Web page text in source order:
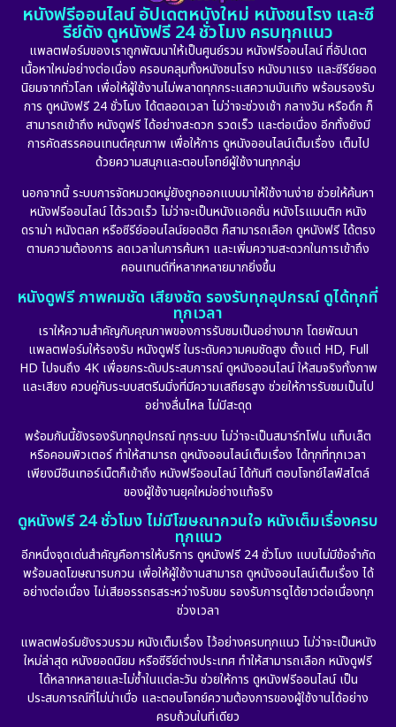
Detective สืบสวน (5)
Detective สืบสวน (56)
Disaster (10)
Disney+ (21)
Drama ดราม่า (882)
Dystopian (17)
Emotional (101)
Epic มหากาพย์ (17)
Erotic (10)
Fantasy จินตนาการ (253)
Film
Gothic (6)
HBO GO (10)
HBO Max (2)
1974
1971 1962
หนังฟรีออนไลน์ อัปเดตหนังใหม่ หนังชนโรง และซี
รีย์ดัง ดูหนังฟรี 24 ชั่วโมง ครบทุกแนว
แพลตฟอร์มของเราถูกพัฒนาให้เป็นศูนย์รวม หนังฟรีออนไลน์ ที่อัปเดต
เนื้อหาใหม่อย่างต่อเนื่อง ครอบคลุมทั้งหนังชนโรง หนังมาแรง และซีรีย์ยอด
นิยมจากทั่วโลก เพื่อให้ผู้ใช้งานไม่พลาดทุกกระแสความบันเทิง พร้อมรองรับ
การ ดูหนังฟรี 24 ชั่วโมง ได้ตลอดเวลา ไม่ว่าจะช่วงเช้า กลางวัน หรือดึก ก็
สามารถเข้าถึง หนังดูฟรี ได้อย่างสะดวก รวดเร็ว และต่อเนื่อง อีกทั้งยังมี
การคัดสรรคอนเทนต์คุณภาพ เพื่อให้การ ดูหนังออนไลน์เต็มเรื่อง เต็มไป
ด้วยความสนุกและตอบโจทย์ผู้ใช้งานทุกกลุ่ม
นอกจากนี้ ระบบการจัดหมวดหมู่ยังถูกออกแบบมาให้ใช้งานง่าย ช่วยให้ค้นหา
หนังฟรีออนไลน์ ได้รวดเร็ว ไม่ว่าจะเป็นหนังแอคชั่น หนังโรแมนติก หนัง
ดราม่า หนังตลก หรือซีรีย์ออนไลน์ยอดฮิต ก็สามารถเลือก ดูหนังฟรี ได้ตรง
ตามความต้องการ ลดเวลาในการค้นหา และเพิ่มความสะดวกในการเข้าถึง
คอนเทนต์ที่หลากหลายมากยิ่งขึ้น
หนังดูฟรี ภาพคมชัด เสียงชัด รองรับทุกอุปกรณ์ ดูได้ทุกที่
ทุกเวลา
เราให้ความสำคัญกับคุณภาพของการรับชมเป็นอย่างมาก โดยพัฒนา
แพลตฟอร์มให้รองรับ หนังดูฟรี ในระดับความคมชัดสูง ตั้งแต่ HD, Full
HD ไปจนถึง 4K เพื่อยกระดับประสบการณ์ ดูหนังออนไลน์ ให้สมจริงทั้งภาพ
และเสียง ควบคู่กับระบบสตรีมมิ่งที่มีความเสถียรสูง ช่วยให้การรับชมเป็นไป
อย่างลื่นไหล ไม่มีสะดุด
พร้อมกันนี้ยังรองรับทุกอุปกรณ์ ทุกระบบ ไม่ว่าจะเป็นสมาร์ทโฟน แท็บเล็ต
หรือคอมพิวเตอร์ ทำให้สามารถ ดูหนังออนไลน์เต็มเรื่อง ได้ทุกที่ทุกเวลา
เพียงมีอินเทอร์เน็ตก็เข้าถึง หนังฟรีออนไลน์ ได้ทันที ตอบโจทย์ไลฟ์สไตล์
ของผู้ใช้งานยุคใหม่อย่างแท้จริง
ดูหนังฟรี 24 ชั่วโมง ไม่มีโฆษณากวนใจ หนังเต็มเรื่องครบ
ทุกแนว
อีกหนึ่งจุดเด่นสำคัญคือการให้บริการ ดูหนังฟรี 24 ชั่วโมง แบบไม่มีข้อจำกัด
พร้อมลดโฆษณารบกวน เพื่อให้ผู้ใช้งานสามารถ ดูหนังออนไลน์เต็มเรื่อง ได้
อย่างต่อเนื่อง ไม่เสียอรรถรสระหว่างรับชม รองรับการดูได้ยาวต่อเนื่องทุก
ช่วงเวลา
แพลตฟอร์มยังรวบรวม หนังเต็มเรื่อง ไว้อย่างครบทุกแนว ไม่ว่าจะเป็นหนัง
ใหม่ล่าสุด หนังยอดนิยม หรือซีรีย์ต่างประเทศ ทำให้สามารถเลือก หนังดูฟรี
ได้หลากหลายและไม่ซ้ำในแต่ละวัน ช่วยให้การ ดูหนังฟรีออนไลน์ เป็น
ประสบการณ์ที่ไม่น่าเบื่อ และตอบโจทย์ความต้องการของผู้ใช้งานได้อย่าง
ครบถ้วนในที่เดียว